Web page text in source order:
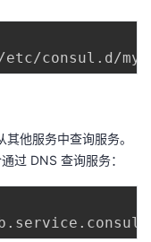
他服务中查询服务。
过 DNS 查询服务：